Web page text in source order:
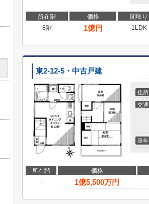
所在階 価格 間取り
8階
1億円 1LDK
東2-12-5・中古戸建
住所
交通
築年
所在階 価格
-
1億5,500万円